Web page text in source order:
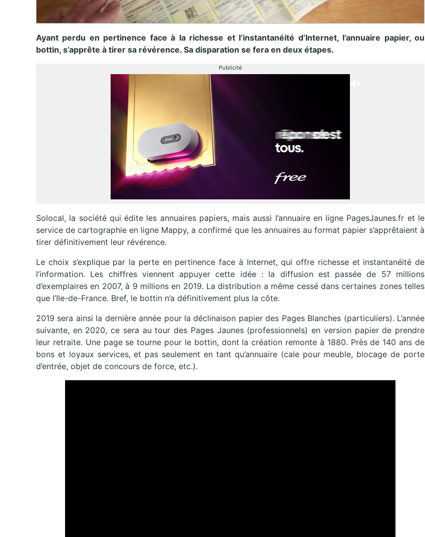
Ayant perdu en pertinence face à la richesse et l’instantanéité d’Internet, l’annuaire papier, ou
bottin, s’apprête à tirer sa révérence. Sa disparation se fera en deux étapes.
Publicité
Solocal, la société qui édite les annuaires papiers, mais aussi l’annuaire en ligne PagesJaunes.fr et le
service de cartographie en ligne Mappy, a confirmé que les annuaires au format papier s’apprêtaient à
tirer définitivement leur révérence.
Le choix s’explique par la perte en pertinence face à Internet, qui offre richesse et instantanéité de
l’information. Les chiffres viennent appuyer cette idée : la diffusion est passée de 57 millions
d’exemplaires en 2007, à 9 millions en 2019. La distribution a même cessé dans certaines zones telles
que l’Ile-de-France. Bref, le bottin n’a définitivement plus la côte.
2019 sera ainsi la dernière année pour la déclinaison papier des Pages Blanches (particuliers). L’année
suivante, en 2020, ce sera au tour des Pages Jaunes (professionnels) en version papier de prendre
leur retraite. Une page se tourne pour le bottin, dont la création remonte à 1880. Près de 140 ans de
bons et loyaux services, et pas seulement en tant qu’annuaire (cale pour meuble, blocage de porte
d’entrée, objet de concours de force, etc.).